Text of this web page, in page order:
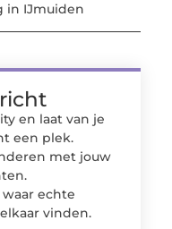
in IJmuiden
en laat van je
een plek.
met jouw
echte
vinden.